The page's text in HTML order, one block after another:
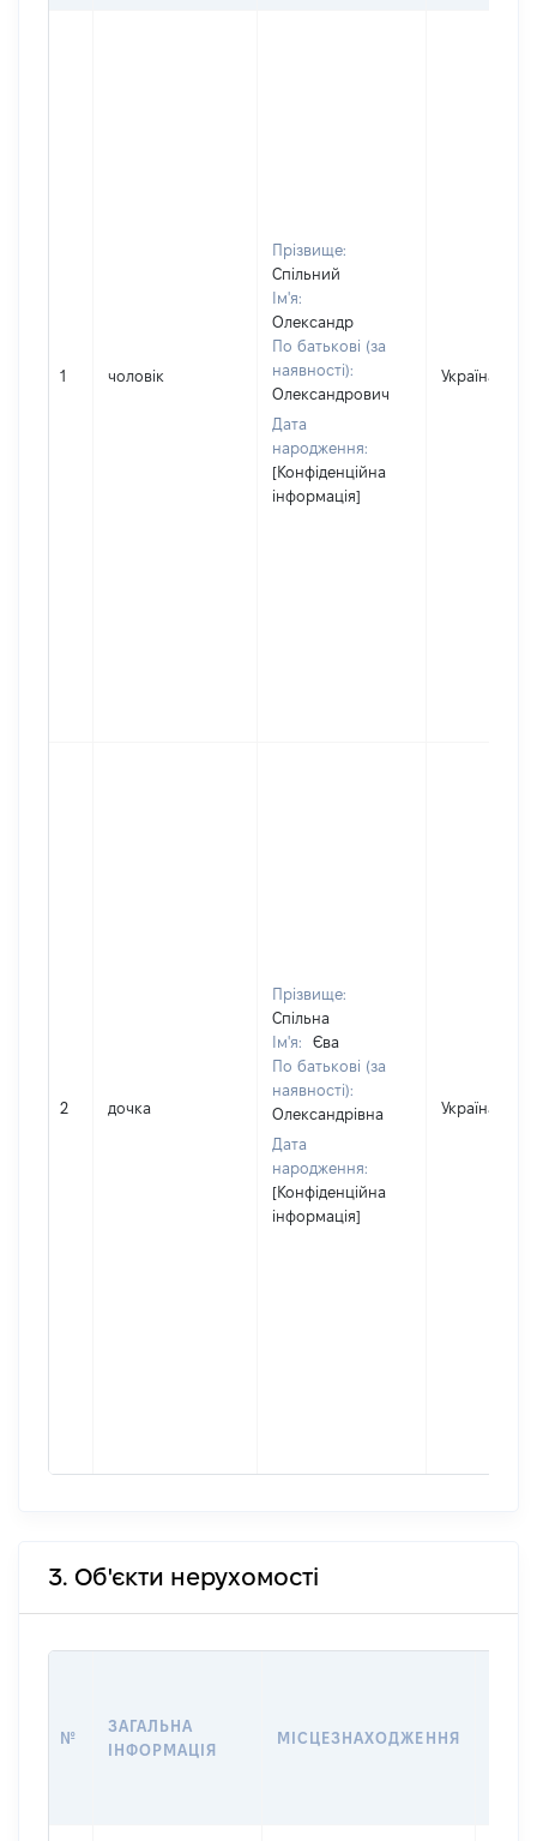
1 чоловік
Прізвище:
Спільний
Ім'я:
Олександр
По батькові (за
наявності):
Олександрович
Дата
народження:
[Конфіденційна
інформація]
Україна
2 дочка
Прізвище:
Спільна
Ім'я:
Єва
По батькові (за
наявності):
Олександрівна
Дата
народження:
[Конфіденційна
інформація]
Україна
3. Об'єкти нерухомості
№
ЗАГАЛЬНА
ІНФОРМАЦІЯ
МІСЦЕЗНАХОДЖЕННЯ